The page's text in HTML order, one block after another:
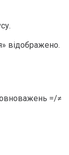
відображено.
=/≠